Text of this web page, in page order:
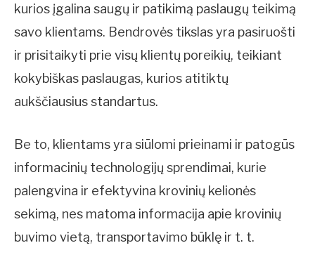
kurios įgalina saugų ir patikimą paslaugų teikimą
savo klientams. Bendrovės tikslas yra pasiruošti
ir prisitaikyti prie visų klientų poreikių, teikiant
kokybiškas paslaugas, kurios atitiktų
aukščiausius standartus.
Be to, klientams yra siūlomi prieinami ir patogūs
informacinių technologijų sprendimai, kurie
palengvina ir efektyvina krovinių kelionės
sekimą, nes matoma informacija apie krovinių
buvimo vietą, transportavimo būklę ir t. t.